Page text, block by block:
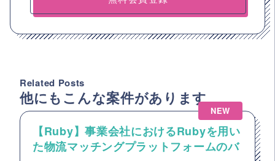
Related Posts
他にもこんな案件があります
NEW
【Ruby】事業会社におけるRubyを用い
た物流マッチングプラットフォームのバ